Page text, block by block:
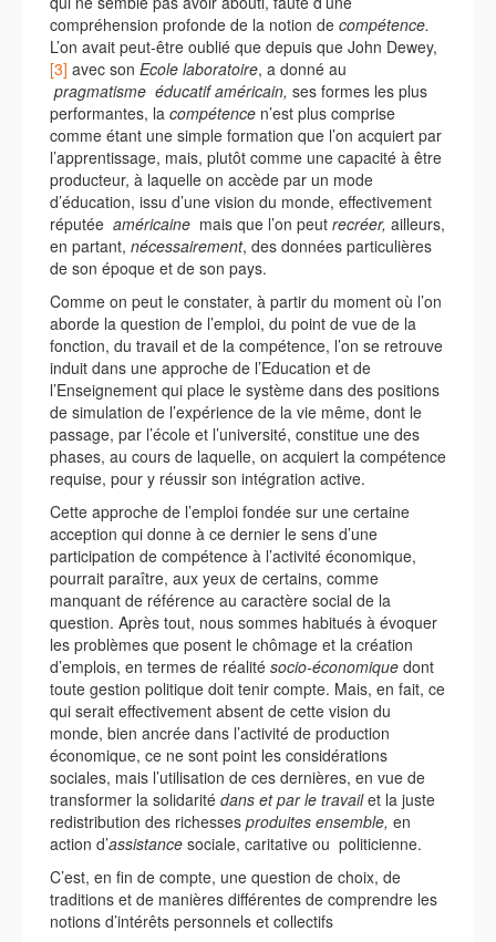
compréhension profonde de la notion de compétence.
L’on avait peut-être oublié que depuis que John Dewey,
[3] avec son Ecole laboratoire, a donné au
pragmatisme éducatif américain, ses formes les plus
performantes, la compétence n’est plus comprise
comme étant une simple formation que l’on acquiert par
l’apprentissage, mais, plutôt comme une capacité à être
producteur, à laquelle on accède par un mode
d’éducation, issu d’une vision du monde, effectivement
réputée américaine mais que l’on peut recréer, ailleurs,
en partant, nécessairement, des données particulières
de son époque et de son pays.
Comme on peut le constater, à partir du moment où l’on
aborde la question de l’emploi, du point de vue de la
fonction, du travail et de la compétence, l’on se retrouve
induit dans une approche de l’Education et de
l’Enseignement qui place le système dans des positions
de simulation de l’expérience de la vie même, dont le
passage, par l’école et l’université, constitue une des
phases, au cours de laquelle, on acquiert la compétence
requise, pour y réussir son intégration active.
Cette approche de l’emploi fondée sur une certaine
acception qui donne à ce dernier le sens d’une
participation de compétence à l’activité économique,
pourrait paraître, aux yeux de certains, comme
manquant de référence au caractère social de la
question. Après tout, nous sommes habitués à évoquer
les problèmes que posent le chômage et la création
d’emplois, en termes de réalité socio-économique dont
toute gestion politique doit tenir compte. Mais, en fait, ce
qui serait effectivement absent de cette vision du
monde, bien ancrée dans l’activité de production
économique, ce ne sont point les considérations
sociales, mais l’utilisation de ces dernières, en vue de
transformer la solidarité dans et par le travailet la juste
redistribution des richesses produites ensemble, en
action d’assistance sociale, caritative ou politicienne.
C’est, en fin de compte, une question de choix, de
traditions et de manières différentes de comprendre les
notions d’intérêts personnels et collectifs